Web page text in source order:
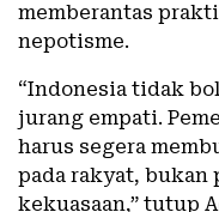
memberantas
nepotisme.
“Indonesia tidak
jurang empati.
harus segera
pada rakyat, bukan
kekuasaan,” tutup